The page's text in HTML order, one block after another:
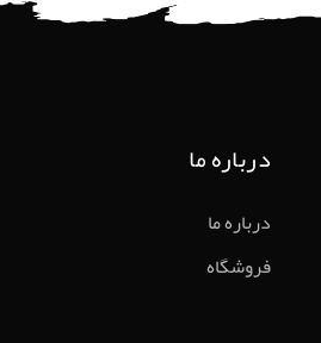
درباره ما
درباره ما
فروشگاه